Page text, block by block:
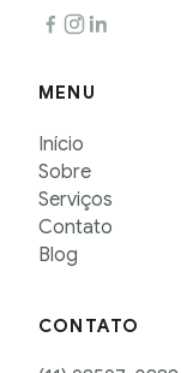
MENU
Início
Sobre
Serviços
Contato
Blog
CONTATO